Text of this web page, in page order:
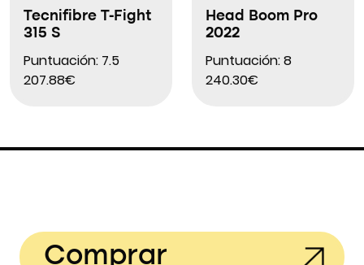
Tecnifibre T-Fight
315 S
Puntuación: 7.5
207.88€
Head Boom Pro
2022
Puntuación: 8
240.30€
Comprar